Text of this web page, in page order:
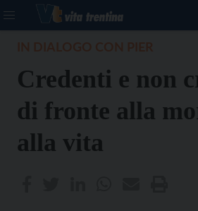
Credenti e non
di fronte alla
alla vita